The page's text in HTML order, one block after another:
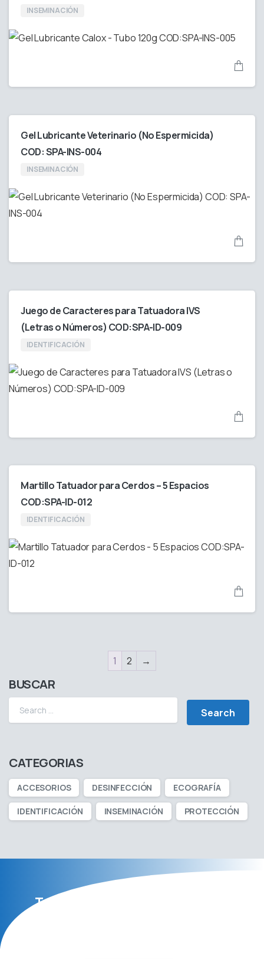
INSEMINACIÓN
Gel Lubricante Veterinario (No Espermicida)
COD: SPA-INS-004
INSEMINACIÓN
Juego de Caracteres para Tatuadora IVS
(Letras o Números) COD:SPA-ID-009
IDENTIFICACIÓN
Martillo Tatuador para Cerdos – 5 Espacios
COD:SPA-ID-012
IDENTIFICACIÓN
1 2 →
BUSCAR
CATEGORIAS
ACCESORIOS DESINFECCIÓN ECOGRAFÍA
IDENTIFICACIÓN INSEMINACIÓN PROTECCIÓN
Tecnología y Genética Porcina,